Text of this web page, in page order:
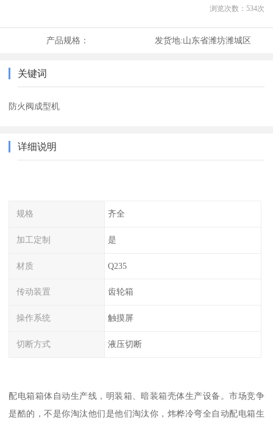
浏览次数： 534次
产品规格： 发货地:山东省潍坊潍城区
关键词
防火阀成型机
详细说明
规格 齐全
加工定制 是
材质 Q235
传动装置 齿轮箱
操作系统 触摸屏
切断方式 液压切断
配电箱箱体自动生产线，明装箱、暗装箱壳体生产设备。市场竞争
是酷的，不是你淘汰他们是他们淘汰你，炜桦冷弯全自动配电箱生